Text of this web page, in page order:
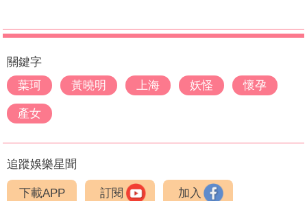
關鍵字
葉珂
黃曉明 上海 妖怪 懷孕
產女
追蹤娛樂星聞
下載APP 訂閱 加入